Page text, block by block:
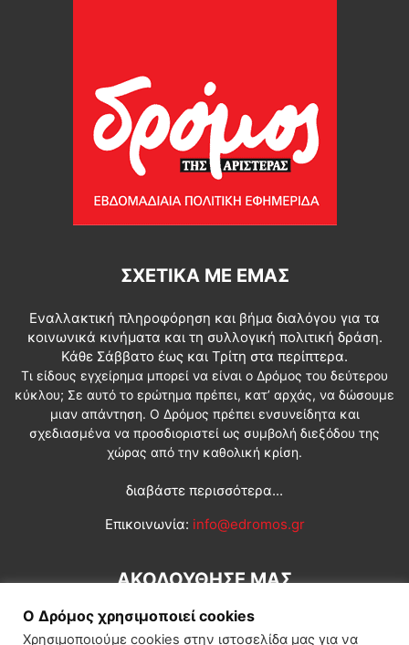
ΣΧΕΤΙΚΆ ΜΕ ΕΜΆΣ
Εναλλακτική πληροφόρηση και βήμα διαλόγου για τα
κοινωνικά κινήματα και τη συλλογική πολιτική δράση.
Κάθε Σάββατο έως και Τρίτη στα περίπτερα.
Τι είδους εγχείρημα μπορεί να είναι ο Δρόμος του δεύτερου
κύκλου; Σε αυτό το ερώτημα πρέπει, κατ’ αρχάς, να δώσουμε
μιαν απάντηση. Ο Δρόμος πρέπει ενσυνείδητα και
σχεδιασμένα να προσδιοριστεί ως συμβολή διεξόδου της
χώρας από την καθολική κρίση.
διαβάστε περισσότερα...
Επικοινωνία: info@edromos.gr
ΑΚΟΛΟΥΘΗΣΕ ΜΑΣ
Ο Δρόμος χρησιμοποιεί cookies
Χρησιμοποιούμε cookies στην ιστοσελίδα μας για να